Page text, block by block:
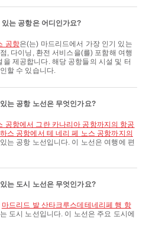
는 공항은 어디인가요?
공항은(는) 마드리드에서 가장 인기 있는
, 다이닝, 환전 서비스을(를) 포함해 여행
제공합니다. 해당 공항들의 시설 및 터
할 수 있습니다.
는 공항 노선은 무엇인가요?
스 공항에서 테 네리 페 노스 공항까지의
는 공항 노선입니다. 이 노선은 여행에 편
는 도시 노선은 무엇인가요?
마드리드 발 산타크루스데테네리페 행 항
도시 노선입니다. 이 노선은 주요 도시에